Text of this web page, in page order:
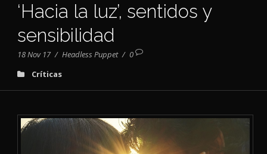
‘Hacia la luz’, sentidos y
sensibilidad
18 Nov 17 / Headless Puppet / 0
Críticas